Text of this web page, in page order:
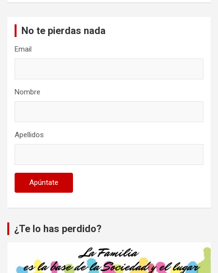
No te pierdas nada
Email
Nombre
Apellidos
¿Te lo has perdido?